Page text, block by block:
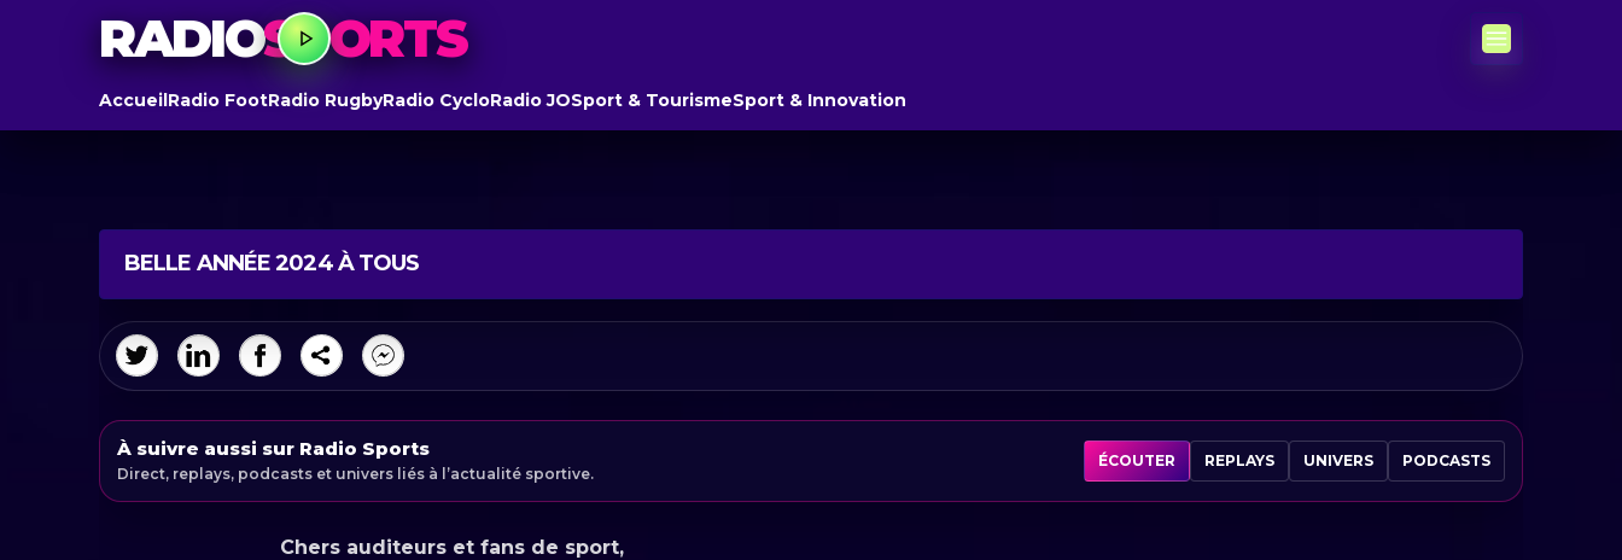
RADIOSPORTS
AccueilRadio FootRadio RugbyRadio CycloRadio JOSport & TourismeSport & Innovation
BELLE ANNÉE 2024 À TOUS
À suivre aussi sur Radio Sports
Direct, replays, podcasts et univers liés à l’actualité sportive.
ÉCOUTER REPLAYS UNIVERS PODCASTS
Chers auditeurs et fans de sport,